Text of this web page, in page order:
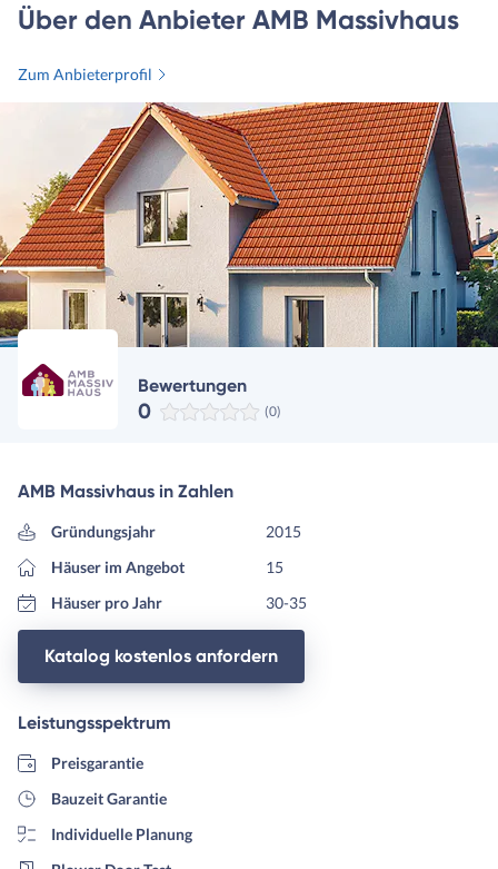
Über den Anbieter AMB Massivhaus
Zum Anbieterprofil
Bewertungen
0 (0)
AMB Massivhaus in Zahlen
Gründungsjahr
2015
Häuser im Angebot
15
Häuser pro Jahr
30-35
Katalog kostenlos anfordern
Leistungsspektrum
Preisgarantie
Bauzeit Garantie
Individuelle Planung